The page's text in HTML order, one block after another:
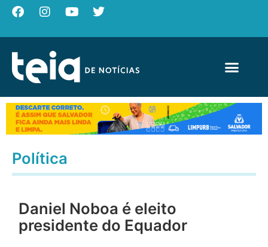
Política
Daniel Noboa é eleito
presidente do Equador